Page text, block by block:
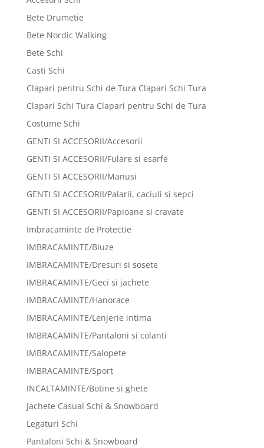
Bete Drumetie
Bete Nordic Walking
Bete Schi
Casti Schi
Clapari pentru Schi de Tura Clapari Schi Tura
Clapari Schi Tura Clapari pentru Schi de Tura
Costume Schi
GENTI SI ACCESORII/Accesorii
GENTI SI ACCESORII/Fulare si esarfe
GENTI SI ACCESORII/Manusi
GENTI SI ACCESORII/Palarii, caciuli si sepci
GENTI SI ACCESORII/Papioane si cravate
Imbracaminte de Protectie
IMBRACAMINTE/Bluze
IMBRACAMINTE/Dresuri si sosete
IMBRACAMINTE/Geci si jachete
IMBRACAMINTE/Hanorace
IMBRACAMINTE/Lenjerie intima
IMBRACAMINTE/Pantaloni si colanti
IMBRACAMINTE/Salopete
IMBRACAMINTE/Sport
INCALTAMINTE/Botine si ghete
Jachete Casual Schi & Snowboard
Legaturi Schi
Pantaloni Schi & Snowboard